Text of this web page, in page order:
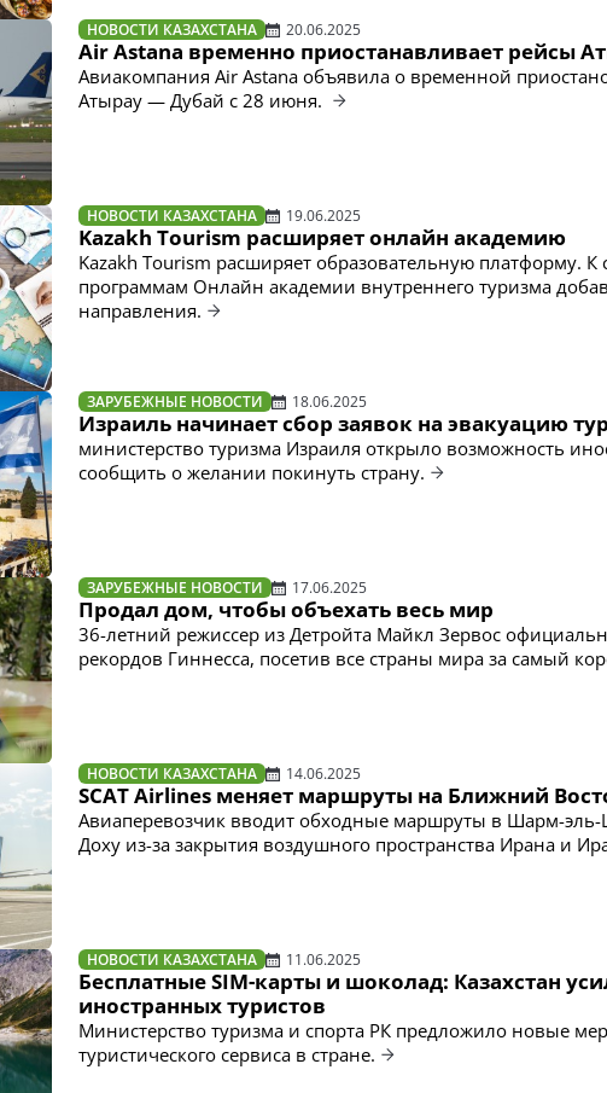
НОВОСТИ КАЗАХСТАНА 20.06.2025
Air Astana временно приостанавливает рейсы
Авиакомпания Air Astana объявила о временной
Атырау — Дубай с 28 июня.
НОВОСТИ КАЗАХСТАНА 19.06.2025
Kazakh Tourism расширяет онлайн академию
Kazakh Tourism расширяет образовательную платформу.
программам Онлайн академии внутреннего туризма
направления.
ЗАРУБЕЖНЫЕ НОВОСТИ 18.06.2025
Израиль начинает сбор заявок на эвакуацию
министерство туризма Израиля открыло возможность
сообщить о желании покинуть страну.
ЗАРУБЕЖНЫЕ НОВОСТИ 17.06.2025
Продал дом, чтобы объехать весь мир
36-летний режиссер из Детройта Майкл Зервос
рекордов Гиннесса, посетив все страны мира за самый
НОВОСТИ КАЗАХСТАНА 14.06.2025
SCAT Airlines меняет маршруты на Ближний
Авиаперевозчик вводит обходные маршруты в Шарм-
Доху из-за закрытия воздушного пространства Ирана и
НОВОСТИ КАЗАХСТАНА 11.06.2025
Бесплатные SIM-карты и шоколад: Казахстан
иностранных туристов
Министерство туризма и спорта РК предложило новые
туристического сервиса в стране.